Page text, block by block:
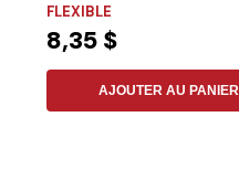
FLEXIBLE
8,35 $
AJOUTER AU PANIER